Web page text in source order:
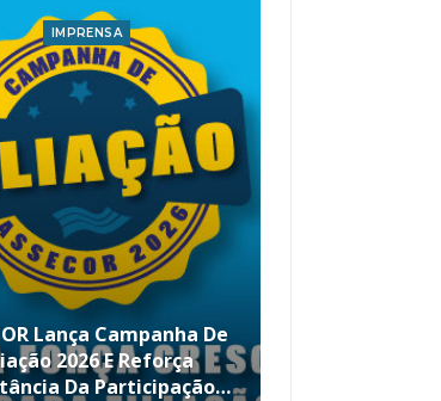
IMPRENSA
Lança Campanha De
2026 E Reforça
Da Participação…